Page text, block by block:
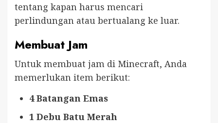
tentang kapan harus mencari
perlindungan atau bertualang ke luar.
Membuat Jam
Untuk membuat jam di Minecraft, Anda
memerlukan item berikut:
4 Batangan Emas
1 Debu Batu Merah